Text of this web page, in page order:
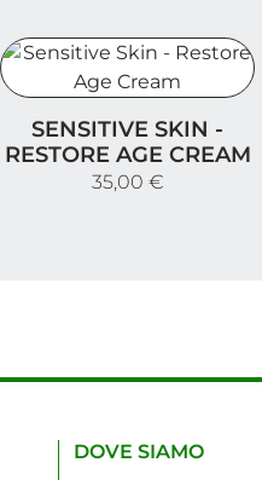
SENSITIVE SKIN -
RESTORE AGE CREAM
35,00 €
DOVE SIAMO